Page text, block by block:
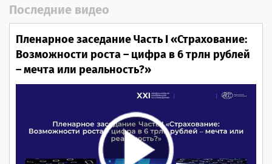
Последние видео
Пленарное заседание Часть I «Страхование:
Возможности роста – цифра в 6 трлн рублей
– мечта или реальность?»